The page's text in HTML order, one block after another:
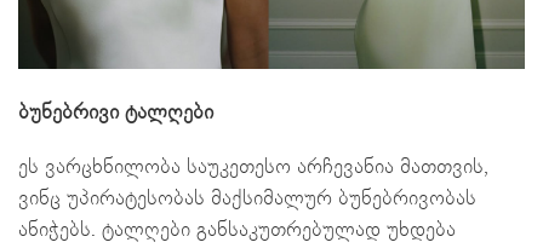
ბუნებრივი ტალღები
ეს ვარცხნილობა საუკეთესო არჩევანია მათთვის,
ვინც უპირატესობას მაქსიმალურ ბუნებრივობას
ანიჭებს. ტალღები განსაკუთრებულად უხდება